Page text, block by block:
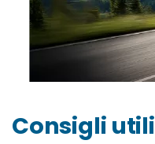
Consigli utili